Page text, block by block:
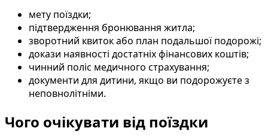
мету поїздки;
підтвердження бронювання житла;
зворотний квиток або план подальшої подорожі;
докази наявності достатніх фінансових коштів;
чинний поліс медичного страхування;
документи для дитини, якщо ви подорожуєте з
неповнолітніми.
Чого очікувати від поїздки